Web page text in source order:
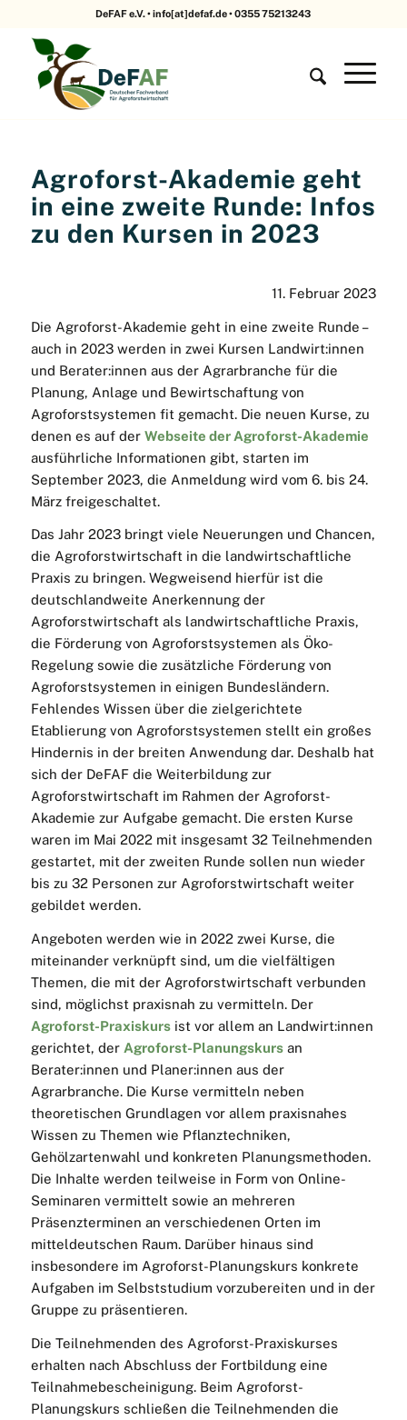
DeFAF e.V. • info[at]defaf.de • 0355 75213243
Agroforst-Akademie geht
in eine zweite Runde: Infos
zu den Kursen in 2023
11. Februar 2023
Die Agroforst-Akademie geht in eine zweite Runde –
auch in 2023 werden in zwei Kursen Landwirt:innen
und Berater:innen aus der Agrarbranche für die
Planung, Anlage und Bewirtschaftung von
Agroforstsystemen fit gemacht. Die neuen Kurse, zu
denen es auf der Webseite der Agroforst-Akademie
ausführliche Informationen gibt, starten im
September 2023, die Anmeldung wird vom 6. bis 24.
März freigeschaltet.
Das Jahr 2023 bringt viele Neuerungen und Chancen,
die Agroforstwirtschaft in die landwirtschaftliche
Praxis zu bringen. Wegweisend hierfür ist die
deutschlandweite Anerkennung der
Agroforstwirtschaft als landwirtschaftliche Praxis,
die Förderung von Agroforstsystemen als Öko-
Regelung sowie die zusätzliche Förderung von
Agroforstsystemen in einigen Bundesländern.
Fehlendes Wissen über die zielgerichtete
Etablierung von Agroforstsystemen stellt ein großes
Hindernis in der breiten Anwendung dar. Deshalb hat
sich der DeFAF die Weiterbildung zur
Agroforstwirtschaft im Rahmen der Agroforst-
Akademie zur Aufgabe gemacht. Die ersten Kurse
waren im Mai 2022 mit insgesamt 32 Teilnehmenden
gestartet, mit der zweiten Runde sollen nun wieder
bis zu 32 Personen zur Agroforstwirtschaft weiter
gebildet werden.
Angeboten werden wie in 2022 zwei Kurse, die
miteinander verknüpft sind, um die vielfältigen
Themen, die mit der Agroforstwirtschaft verbunden
sind, möglichst praxisnah zu vermitteln. Der
Agroforst-Praxiskursist vor allem an Landwirt:innen
gerichtet, der Agroforst-Planungskursan
Berater:innen und Planer:innen aus der
Agrarbranche. Die Kurse vermitteln neben
theoretischen Grundlagen vor allem praxisnahes
Wissen zu Themen wie Pflanztechniken,
Gehölzartenwahl und konkreten Planungsmethoden.
Die Inhalte werden teilweise in Form von Online-
Seminaren vermittelt sowie an mehreren
Präsenzterminen an verschiedenen Orten im
mitteldeutschen Raum. Darüber hinaus sind
insbesondere im Agroforst-Planungskurs konkrete
Aufgaben im Selbststudium vorzubereiten und in der
Gruppe zu präsentieren.
Die Teilnehmenden des Agroforst-Praxiskurses
erhalten nach Abschluss der Fortbildung eine
Teilnahmebescheinigung. Beim Agroforst-
Planungskurs schließen die Teilnehmenden die